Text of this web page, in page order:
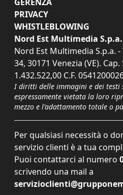
PRIVACY
WHISTLEBLOWING
Nord Est Multimedia S.p.a.
Nord Est Multimedia S.p.a.
34, 30171 Venezia (VE). Cap.
1.432.522,00 C.F.
I diritti delle immagini e dei testi
espressamente vietata la loro
mezzo e l'adattamento totale o
Per qualsiasi necessità o
servizio clienti è a tua
Puoi contattarci al numero
scrivendo una mail a